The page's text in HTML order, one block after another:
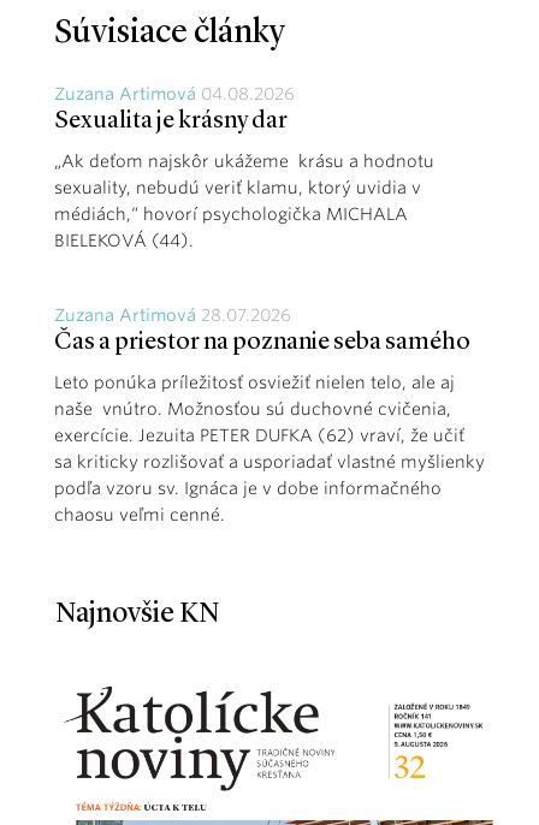
Súvisiace články
Zuzana Artimová 04.08.2026
Sexualita je krásny dar
„Ak deťom najskôr ukážeme krásu a hodnotu
sexuality, nebudú veriť klamu, ktorý uvidia v
médiách,“ hovorí psychologička MICHALA
BIELEKOVÁ (44).
Zuzana Artimová 28.07.2026
Čas a priestor na poznanie seba samého
Leto ponúka príležitosť osviežiť nielen telo, ale aj
naše vnútro. Možnosťou sú duchovné cvičenia,
exercície. Jezuita PETER DUFKA (62) vraví, že učiť
sa kriticky rozlišovať a usporiadať vlastné myšlienky
podľa vzoru sv. Ignáca je v dobe informačného
chaosu veľmi cenné.
Najnovšie KN